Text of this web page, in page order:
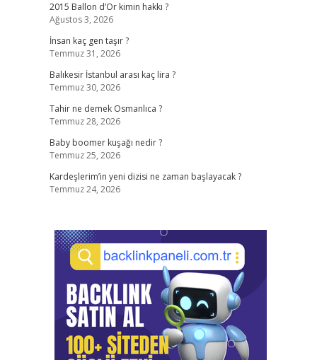
2015 Ballon d’Or kimin hakkı ?
Ağustos 3, 2026
İnsan kaç gen taşır ?
Temmuz 31, 2026
Balıkesir İstanbul arası kaç lira ?
Temmuz 30, 2026
Tahir ne demek Osmanlıca ?
Temmuz 28, 2026
Baby boomer kuşağı nedir ?
Temmuz 25, 2026
Kardeşlerim’in yeni dizisi ne zaman başlayacak ?
Temmuz 24, 2026